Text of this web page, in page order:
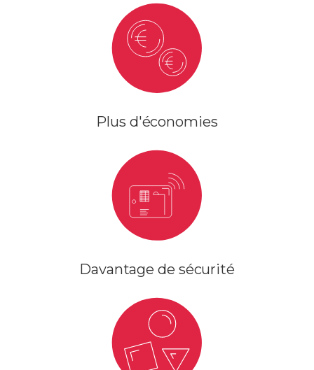
Plus d'économies
Davantage de sécurité